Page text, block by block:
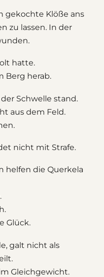
gekochte Klöße ans
zu lassen. In der
hatte.
Berg herab.
Schwelle stand.
aus dem Feld.
nicht mit Strafe.
helfen die Querkela
Glück.
galt nicht als
Gleichgewicht.